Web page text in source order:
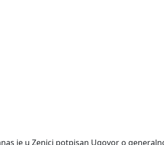
je u Zenici potpisan Ugovor o